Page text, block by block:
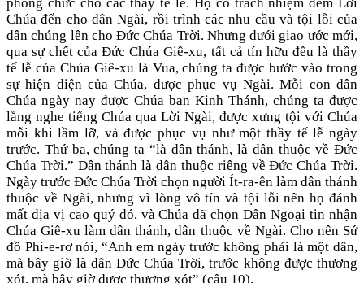
Chúa đến cho dân Ngài, rồi trình các nhu cầu và tội lỗi của
dân chúng lên cho Đức Chúa Trời. Nhưng dưới giao ước mới,
qua sự chết của Đức Chúa Giê-xu, tất cả tín hữu đều là thầy
tế lễ của Chúa Giê-xu là Vua, chúng ta được bước vào trong
sự hiện diện của Chúa, được phục vụ Ngài. Mỗi con dân
Chúa ngày nay được Chúa ban Kinh Thánh, chúng ta được
lắng nghe tiếng Chúa qua Lời Ngài, được xưng tội với Chúa
mỗi khi lầm lỡ, và được phục vụ như một thầy tế lễ ngày
trước. Thứ ba, chúng ta “là dân thánh, là dân thuộc về Đức
Chúa Trời.” Dân thánh là dân thuộc riêng về Đức Chúa Trời.
Ngày trước Đức Chúa Trời chọn người Ít-ra-ên làm dân thánh
thuộc về Ngài, nhưng vì lòng vô tín và tội lỗi nên họ đánh
mất địa vị cao quý đó, và Chúa đã chọn Dân Ngoại tin nhận
Chúa Giê-xu làm dân thánh, dân thuộc về Ngài. Cho nên Sứ
đồ Phi-e-rơ nói, “Anh em ngày trước không phải là một dân,
mà bây giờ là dân Đức Chúa Trời, trước không được thương
xót, mà bây giờ được thương xót” (câu 10).